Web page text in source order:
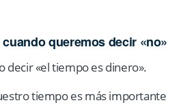
queremos decir «no»
decir «el tiempo es dinero».
tiempo es más importante